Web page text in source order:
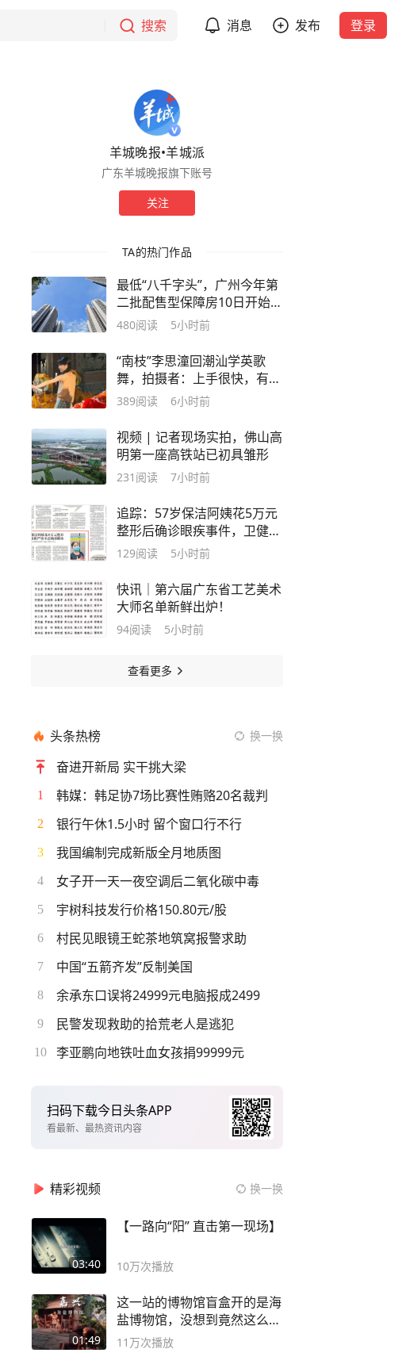
搜索 消息 发布 登录
羊城晚报•羊城派
广东羊城晚报旗下账号
关注
TA的热门作品
最低“八千字头”，广州今年第
二批配售型保障房10日开始申
请
480阅读 5小时前
“南枝”李思潼回潮汕学英歌
舞，拍摄者：上手很快，有潮
汕人的英歌天赋
389阅读 6小时前
视频 | 记者现场实拍，佛山高
明第一座高铁站已初具雏形
231 阅读 7小时前
追踪：57岁保洁阿姨花5万元
整形后确诊眼疾事件，卫健部
门已介入调查｜记者帮
129阅读 5小时前
快讯｜第六届广东省工艺美术
大师名单新鲜出炉！
94阅读 5小时前
查看更多
头条热榜 换一换
奋进开新局 实干挑大梁
1 韩媒：韩足协7场比赛性贿赂20名裁判
2 银行午休1.5小时 留个窗口行不行
3 我国编制完成新版全月地质图
4 女子开一天一夜空调后二氧化碳中毒
5 宇树科技发行价格150.80元/股
6 村民见眼镜王蛇茶地筑窝报警求助
7 中国“五箭齐发”反制美国
8 余承东口误将24999元电脑报成2499
9 民警发现救助的拾荒老人是逃犯
10 李亚鹏向地铁吐血女孩捐99999元
扫码下载今日头条APP
看最新、最热资讯内容
精彩视频 换一换
03:40
【一路向“阳” 直击第一现场】
10万次播放
01:49
这一站的博物馆盲盒开的是海
盐博物馆，没想到竟然这么好
逛！
11万次播放